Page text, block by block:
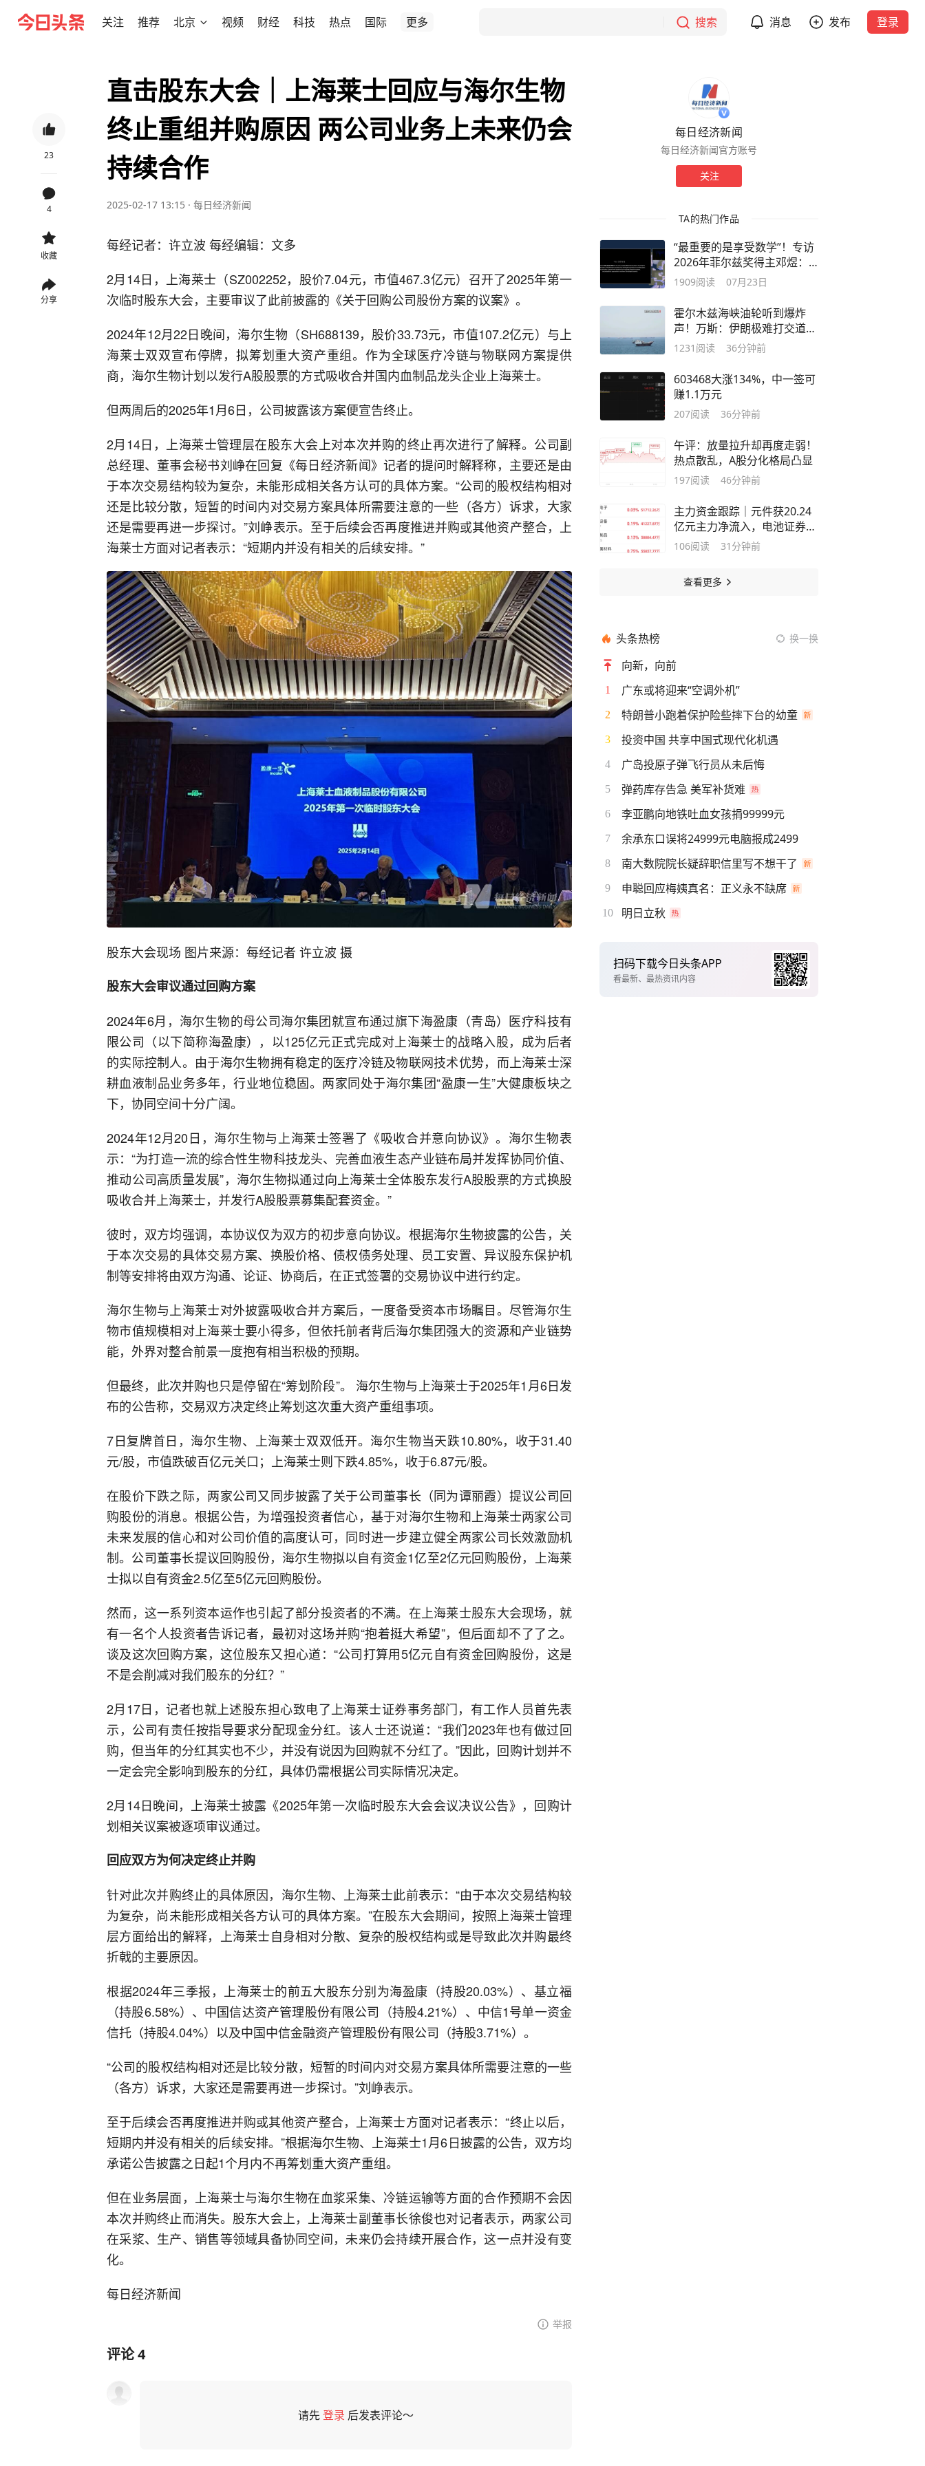
关注 推荐 北京 视频 财经 科技 热点 国际 更多 搜索 消息 发布 登录
23
4
收藏
分享
直击股东大会｜上海莱士回应与海尔生物
终止重组并购原因 两公司业务上未来仍会
持续合作
2025-02-17 13:15 · 每日经济新闻
每经记者：许立波 每经编辑：文多
2月14日，上海莱士（SZ002252，股价7.04元，市值467.3亿元）召开了2025年第一
次临时股东大会，主要审议了此前披露的《关于回购公司股份方案的议案》。
2024年12月22日晚间，海尔生物（SH688139，股价33.73元，市值107.2亿元）与上
海莱士双双宣布停牌，拟筹划重大资产重组。作为全球医疗冷链与物联网方案提供
商，海尔生物计划以发行A股股票的方式吸收合并国内血制品龙头企业上海莱士。
但两周后的2025年1月6日，公司披露该方案便宣告终止。
2月14日，上海莱士管理层在股东大会上对本次并购的终止再次进行了解释。公司副
总经理、董事会秘书刘峥在回复《每日经济新闻》记者的提问时解释称，主要还是由
于本次交易结构较为复杂，未能形成相关各方认可的具体方案。“公司的股权结构相对
还是比较分散，短暂的时间内对交易方案具体所需要注意的一些（各方）诉求，大家
还是需要再进一步探讨。”刘峥表示。至于后续会否再度推进并购或其他资产整合，上
海莱士方面对记者表示：“短期内并没有相关的后续安排。”
股东大会现场 图片来源：每经记者 许立波 摄
股东大会审议通过回购方案
2024年6月，海尔生物的母公司海尔集团就宣布通过旗下海盈康（青岛）医疗科技有
限公司（以下简称海盈康），以125亿元正式完成对上海莱士的战略入股，成为后者
的实际控制人。由于海尔生物拥有稳定的医疗冷链及物联网技术优势，而上海莱士深
耕血液制品业务多年，行业地位稳固。两家同处于海尔集团“盈康一生”大健康板块之
下，协同空间十分广阔。
2024年12月20日，海尔生物与上海莱士签署了《吸收合并意向协议》。海尔生物表
示：“为打造一流的综合性生物科技龙头、完善血液生态产业链布局并发挥协同价值、
推动公司高质量发展”，海尔生物拟通过向上海莱士全体股东发行A股股票的方式换股
吸收合并上海莱士，并发行A股股票募集配套资金。”
彼时，双方均强调，本协议仅为双方的初步意向协议。根据海尔生物披露的公告，关
于本次交易的具体交易方案、换股价格、债权债务处理、员工安置、异议股东保护机
制等安排将由双方沟通、论证、协商后，在正式签署的交易协议中进行约定。
海尔生物与上海莱士对外披露吸收合并方案后，一度备受资本市场瞩目。尽管海尔生
物市值规模相对上海莱士要小得多，但依托前者背后海尔集团强大的资源和产业链势
能，外界对整合前景一度抱有相当积极的预期。
但最终，此次并购也只是停留在“筹划阶段”。 海尔生物与上海莱士于2025年1月6日发
布的公告称，交易双方决定终止筹划这次重大资产重组事项。
7日复牌首日，海尔生物、上海莱士双双低开。海尔生物当天跌10.80%，收于31.40
元/股，市值跌破百亿元关口；上海莱士则下跌4.85%，收于6.87元/股。
在股价下跌之际，两家公司又同步披露了关于公司董事长（同为谭丽霞）提议公司回
购股份的消息。根据公告，为增强投资者信心，基于对海尔生物和上海莱士两家公司
未来发展的信心和对公司价值的高度认可，同时进一步建立健全两家公司长效激励机
制。公司董事长提议回购股份，海尔生物拟以自有资金1亿至2亿元回购股份，上海莱
士拟以自有资金2.5亿至5亿元回购股份。
然而，这一系列资本运作也引起了部分投资者的不满。在上海莱士股东大会现场，就
有一名个人投资者告诉记者，最初对这场并购“抱着挺大希望”，但后面却不了了之。
谈及这次回购方案，这位股东又担心道：“公司打算用5亿元自有资金回购股份，这是
不是会削减对我们股东的分红？”
2月17日，记者也就上述股东担心致电了上海莱士证券事务部门，有工作人员首先表
示，公司有责任按指导要求分配现金分红。该人士还说道：“我们2023年也有做过回
购，但当年的分红其实也不少，并没有说因为回购就不分红了。”因此，回购计划并不
一定会完全影响到股东的分红，具体仍需根据公司实际情况决定。
2月14日晚间，上海莱士披露《2025年第一次临时股东大会会议决议公告》，回购计
划相关议案被逐项审议通过。
回应双方为何决定终止并购
针对此次并购终止的具体原因，海尔生物、上海莱士此前表示：“由于本次交易结构较
为复杂，尚未能形成相关各方认可的具体方案。”在股东大会期间，按照上海莱士管理
层方面给出的解释，上海莱士自身相对分散、复杂的股权结构或是导致此次并购最终
折戟的主要原因。
根据2024年三季报，上海莱士的前五大股东分别为海盈康（持股20.03%）、基立福
（持股6.58%）、中国信达资产管理股份有限公司（持股4.21%）、中信1号单一资金
信托（持股4.04%）以及中国中信金融资产管理股份有限公司（持股3.71%）。
“公司的股权结构相对还是比较分散，短暂的时间内对交易方案具体所需要注意的一些
（各方）诉求，大家还是需要再进一步探讨。”刘峥表示。
至于后续会否再度推进并购或其他资产整合，上海莱士方面对记者表示：“终止以后，
短期内并没有相关的后续安排。”根据海尔生物、上海莱士1月6日披露的公告，双方均
承诺公告披露之日起1个月内不再筹划重大资产重组。
但在业务层面，上海莱士与海尔生物在血浆采集、冷链运输等方面的合作预期不会因
本次并购终止而消失。股东大会上，上海莱士副董事长徐俊也对记者表示，两家公司
在采浆、生产、销售等领域具备协同空间，未来仍会持续开展合作，这一点并没有变
化。
每日经济新闻
举报
评论4
请先登录 后发表评论～
每日经济新闻
每日经济新闻官方账号
关注
TA的热门作品
“最重要的是享受数学”！专访
2026年菲尔兹奖得主邓煜：
中国数学家“出圈”，是厚积薄
1909阅读 07月23日
霍尔木兹海峡油轮听到爆炸
声！万斯：伊朗极难打交道！
特朗普与美防长因导弹严重短
1231 阅读 36分钟前
603468大涨134%，中一签可
赚1.1万元
207阅读 36分钟前
午评：放量拉升却再度走弱！
热点散乱，A股分化格局凸显
197阅读 46分钟前
主力资金跟踪｜元件获20.24
亿元主力净流入，电池证券遭
资金集中兑现
106阅读 31分钟前
查看更多
头条热榜 换一换
向新，向前
1 广东或将迎来“空调外机”
2 特朗普小跑着保护险些摔下台的幼童
3 投资中国 共享中国式现代化机遇
4 广岛投原子弹飞行员从未后悔
5 弹药库存告急 美军补货难
6 李亚鹏向地铁吐血女孩捐99999元
7 余承东口误将24999元电脑报成2499
8 南大数院院长疑辞职信里写不想干了
9 申聪回应梅姨真名：正义永不缺席
10 明日立秋
扫码下载今日头条APP
看最新、最热资讯内容